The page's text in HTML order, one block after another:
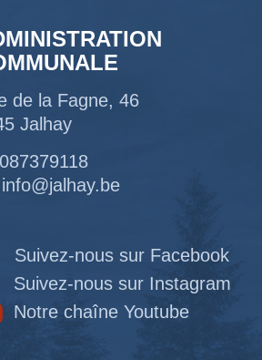
de la Fagne, 46
Jalhay
087379118
info@jalhay.be
Suivez-nous sur Facebook
Suivez-nous sur Instagram
Notre chaîne Youtube